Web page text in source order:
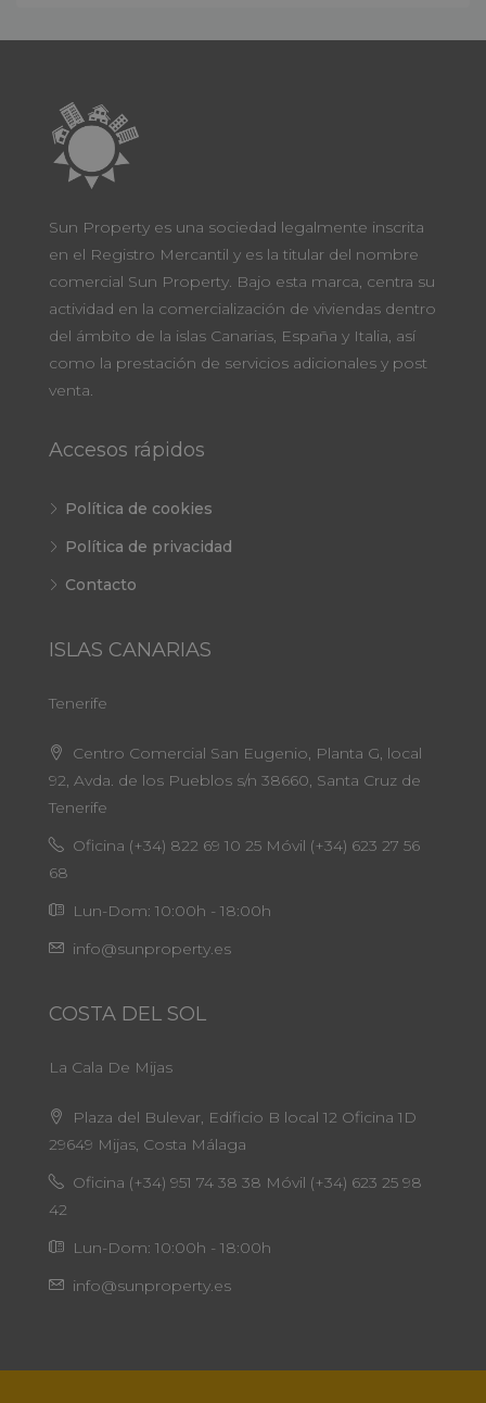
Sun Property es una sociedad legalmente inscrita
en el Registro Mercantil y es la titular del nombre
comercial Sun Property. Bajo esta marca, centra su
actividad en la comercialización de viviendas dentro
del ámbito de la islas Canarias, España y Italia, así
como la prestación de servicios adicionales y post
venta.
Accesos rápidos
Política de cookies
Política de privacidad
Contacto
ISLAS CANARIAS
Tenerife
Centro Comercial San Eugenio, Planta G, local
92, Avda. de los Pueblos s/n 38660, Santa Cruz de
Tenerife
Oficina (+34) 822 69 10 25 Móvil (+34) 623 27 56
68
Lun-Dom: 10:00h - 18:00h
info@sunproperty.es
COSTA DEL SOL
La Cala De Mijas
Plaza del Bulevar, Edificio B local 12 Oficina 1D
29649 Mijas, Costa Málaga
Oficina (+34) 951 74 38 38 Móvil (+34) 623 25 98
42
Lun-Dom: 10:00h - 18:00h
info@sunproperty.es